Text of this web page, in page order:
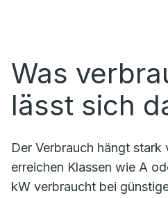
Was
lässt sich
Der Verbrauch hängt
erreichen Klassen wie A
kW verbraucht bei